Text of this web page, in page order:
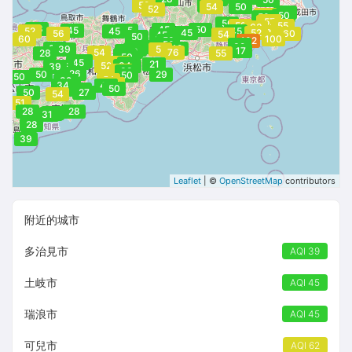
35
31
23
23
44
50
27
50
51
31 37
49
38
45
32
52
55
52 55
83
50
46
42
55
50
28
34
45
76
54
54
50
34
51
51
50
45
28
36
50
50
52
50
56
52
50
57
54
54
39
17
50
50
28
50
38
21
54
40
45
34
45
39
60 100
63
28
45
45
39
54
50
45
39
28
39
43
28
50
28
50 29
60
58
26
54 17
60
102
50
45
52
45
50
52
39
39
50
Leaflet | © OpenStreetMap contributors
附近的城市
多治見市 AQI 39
土岐市 AQI 45
瑞浪市 AQI 45
可兒市 AQI 62